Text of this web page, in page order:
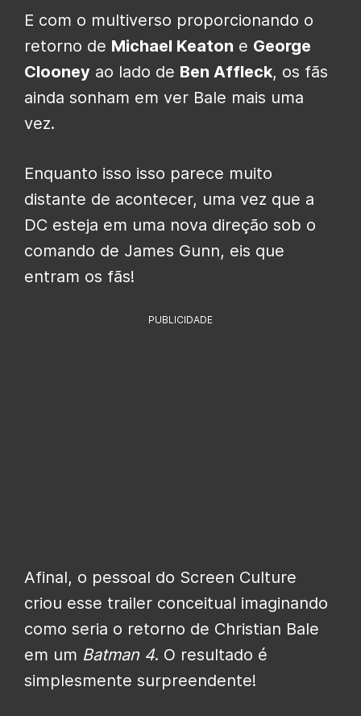
E com o multiverso proporcionando o
retorno de Michael Keaton e George
Clooney ao lado de Ben Affleck, os fãs
ainda sonham em ver Bale mais uma
vez.
Enquanto isso isso parece muito
distante de acontecer, uma vez que a
DC esteja em uma nova direção sob o
comando de James Gunn, eis que
entram os fãs!
PUBLICIDADE
Afinal, o pessoal do Screen Culture
criou esse trailer conceitual imaginando
como seria o retorno de Christian Bale
em um Batman 4. O resultado é
simplesmente surpreendente!